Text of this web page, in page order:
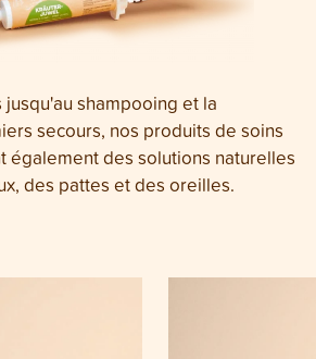
shampooing et la
secours, nos produits de soins
également des solutions naturelles
des pattes et des oreilles.